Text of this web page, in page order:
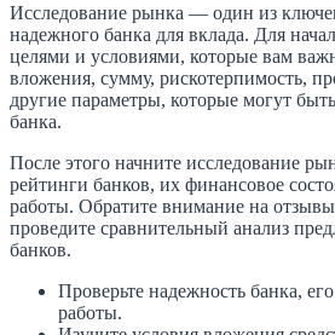
Исследование рынка — один из
надежного банка для вклада. Для
целями и условиями, которые вам
вложения, сумму, рискотерпимость,
другие параметры, которые могут
банка.
После этого начните исследование
рейтинги банков, их финансовое
работы. Обратите внимание на
проведите сравнительный анализ
банков.
Проверьте надежность банка,
работы.